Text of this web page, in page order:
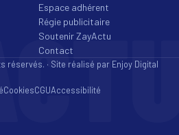
Espace adhérent
Régie publicitaire
Soutenir ZayActu
Contact
réservés. · Site réalisé par Enjoy Digital
CookiesCGUAccessibilité